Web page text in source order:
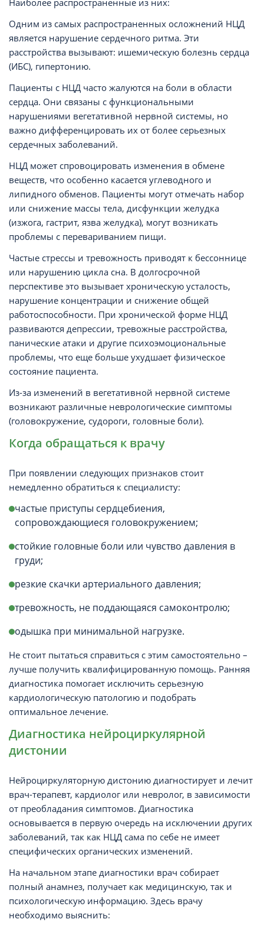
Наиболее распространенные из них:
Одним из самых распространенных осложнений НЦД
является нарушение сердечного ритма. Эти
расстройства вызывают: ишемическую болезнь сердца
(ИБС), гипертонию.
Пациенты с НЦД часто жалуются на боли в области
сердца. Они связаны с функциональными
нарушениями вегетативной нервной системы, но
важно дифференцировать их от более серьезных
сердечных заболеваний.
НЦД может спровоцировать изменения в обмене
веществ, что особенно касается углеводного и
липидного обменов. Пациенты могут отмечать набор
или снижение массы тела, дисфункции желудка
(изжога, гастрит, язва желудка), могут возникать
проблемы с перевариванием пищи.
Частые стрессы и тревожность приводят к бессоннице
или нарушению цикла сна. В долгосрочной
перспективе это вызывает хроническую усталость,
нарушение концентрации и снижение общей
работоспособности. При хронической форме НЦД
развиваются депрессии, тревожные расстройства,
панические атаки и другие психоэмоциональные
проблемы, что еще больше ухудшает физическое
состояние пациента.
Из-за изменений в вегетативной нервной системе
возникают различные неврологические симптомы
(головокружение, судороги, головные боли).
Когда обращаться к врачу
При появлении следующих признаков стоит
немедленно обратиться к специалисту:
частые приступы сердцебиения,
сопровождающиеся головокружением;
стойкие головные боли или чувство давления в
груди;
резкие скачки артериального давления;
тревожность, не поддающаяся самоконтролю;
одышка при минимальной нагрузке.
Не стоит пытаться справиться с этим самостоятельно –
лучше получить квалифицированную помощь. Ранняя
диагностика помогает исключить серьезную
кардиологическую патологию и подобрать
оптимальное лечение.
Диагностика нейроциркулярной
дистонии
Нейроциркуляторную дистонию диагностирует и лечит
врач-терапевт, кардиолог или невролог, в зависимости
от преобладания симптомов. Диагностика
основывается в первую очередь на исключении других
заболеваний, так как НЦД сама по себе не имеет
специфических органических изменений.
На начальном этапе диагностики врач собирает
полный анамнез, получает как медицинскую, так и
психологическую информацию. Здесь врачу
необходимо выяснить: